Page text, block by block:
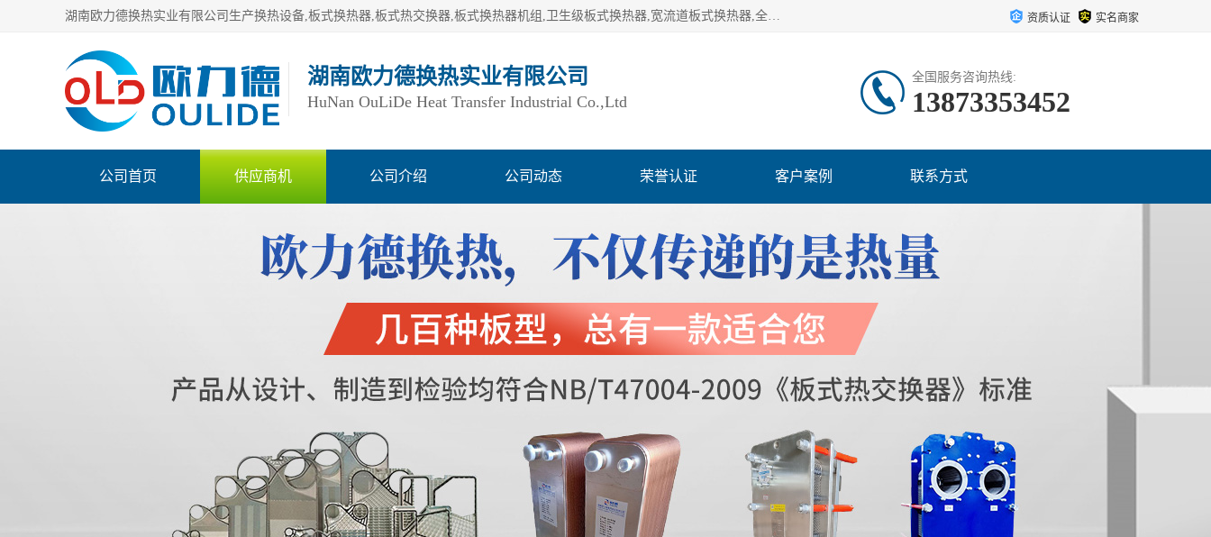
湖南欧力德换热实业有限公司生产换热设备,板式换热器,板式热交换器,板式换热器机组,卫生级板式换热器,宽流道板式换热器,全焊接板式换热器,钎焊板式换热器,钛材板式换热器,容积式换热器,盘管换热,不锈钢水箱,定压补水机组,变频供水机组等,用户覆盖：湖南、湖北、广西、广东、海南、云南、贵州等全国各地。 资质认证 实名商家
湖南欧力德换热实业有限公司
HuNan OuLiDe Heat Transfer Industrial Co.,Ltd
全国服务咨询热线:
13873353452
公司首页 供应商机 公司介绍 公司动态 荣誉认证 客户案例 联系方式